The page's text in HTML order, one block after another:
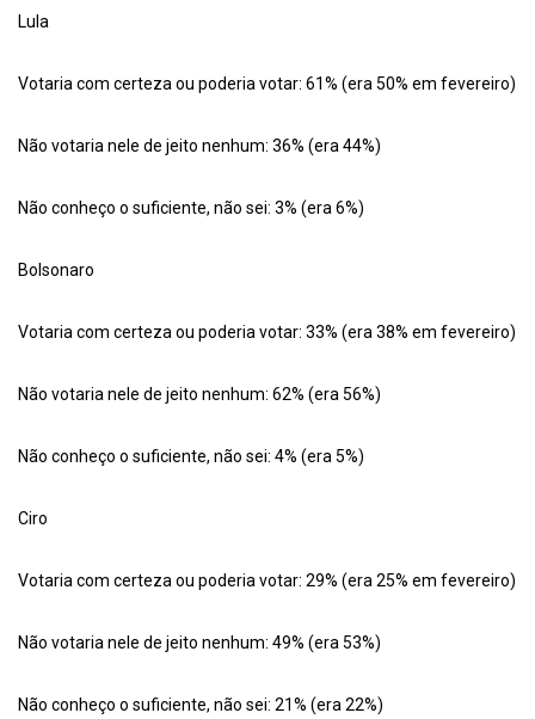
Lula
Votaria com certeza ou poderia votar: 61% (era 50% em fevereiro)
Não votaria nele de jeito nenhum: 36% (era 44%)
Não conheço o suficiente, não sei: 3% (era 6%)
Bolsonaro
Votaria com certeza ou poderia votar: 33% (era 38% em fevereiro)
Não votaria nele de jeito nenhum: 62% (era 56%)
Não conheço o suficiente, não sei: 4% (era 5%)
Ciro
Votaria com certeza ou poderia votar: 29% (era 25% em fevereiro)
Não votaria nele de jeito nenhum: 49% (era 53%)
Não conheço o suficiente, não sei: 21% (era 22%)